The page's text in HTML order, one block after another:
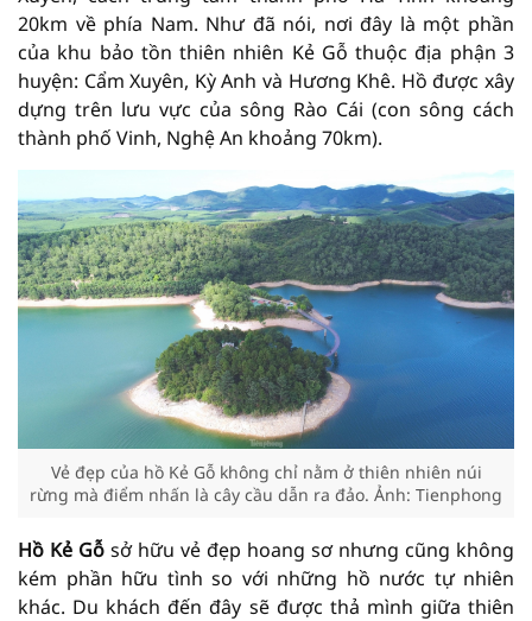
20km về phía Nam. Như đã nói, nơi đây là một phần
của khu bảo tồn thiên nhiên Kẻ Gỗ thuộc địa phận 3
huyện: Cẩm Xuyên, Kỳ Anh và Hương Khê. Hồ được xây
dựng trên lưu vực của sông Rào Cái (con sông cách
thành phố Vinh, Nghệ An khoảng 70km).
Vẻ đẹp của hồ Kẻ Gỗ không chỉ nằm ở thiên nhiên núi
rừng mà điểm nhấn là cây cầu dẫn ra đảo. Ảnh: Tienphong
Hồ Kẻ Gỗ sở hữu vẻ đẹp hoang sơ nhưng cũng không
kém phần hữu tình so với những hồ nước tự nhiên
khác. Du khách đến đây sẽ được thả mình giữa thiên